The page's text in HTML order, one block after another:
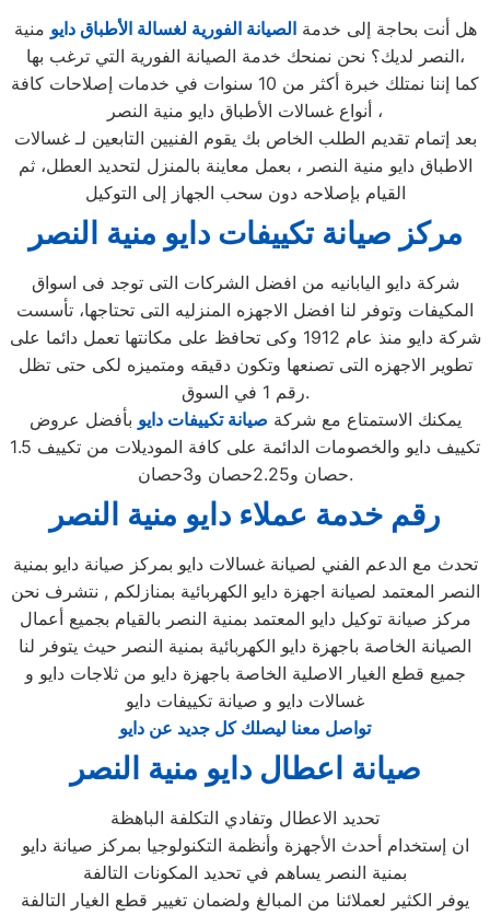
هل أنت بحاجة إلى خدمةالصيانة الفورية لغسالة الأطباق دايو منية
النصر لديك؟ نحن نمنحك خدمة الصيانة الفورية التي ترغب بها،
كما إننا نمتلك خبرة أكثر من 10 سنوات في خدمات إصلاحات كافة
أنواع غسالات الأطباق دايو منية النصر ،
بعد إتمام تقديم الطلب الخاص بك يقوم الفنيين التابعين لـ غسالات
الاطباق دايو منية النصر ، بعمل معاينة بالمنزل لتحديد العطل، ثم
القيام بإصلاحه دون سحب الجهاز إلى التوكيل
مركز صيانة تكييفات دايو منية النصر
شركة دايو اليابانيه من افضل الشركات التى توجد فى اسواق
المكيفات وتوفر لنا افضل الاجهزه المنزليه التى تحتاجها، تأسست
شركة دايو منذ عام 1912 وكى تحافظ على مكانتها تعمل دائما على
تطوير الاجهزه التى تصنعها وتكون دقيقه ومتميزه لكى حتى تظل
رقم 1 في السوق.
يمكنك الاستمتاع مع شركة صيانة تكييفات دايو بأفضل عروض
تكييف دايو والخصومات الدائمة على كافة الموديلات من تكييف 1.5
حصان و2.25حصان و3حصان.
رقم خدمة عملاء دايو منية النصر
تحدث مع الدعم الفني لصيانة غسالات دايو بمركز صيانة دايو بمنية
النصر المعتمد لصيانة اجهزة دايو الكهربائية بمنازلكم , نتشرف نحن
مركز صيانة توكيل دايو المعتمد بمنية النصر بالقيام بجميع أعمال
الصيانة الخاصة باجهزة دايو الكهربائية بمنية النصر حيث يتوفر لنا
جميع قطع الغيار الاصلية الخاصة باجهزة دايو من ثلاجات دايو و
غسالات دايو و صيانة تكييفات دايو
تواصل معنا ليصلك كل جديد عن دايو
صيانة اعطال دايو منية النصر
تحديد الاعطال وتفادي التكلفة الباهظة
ان إستخدام أحدث الأجهزة وأنظمة التكنولوجيا بمركز صيانة دايو
بمنية النصر يساهم في تحديد المكونات التالفة
يوفر الكثير لعملائنا من المبالغ ولضمان تغيير قطع الغيار التالفة